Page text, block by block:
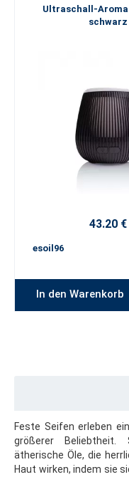
Ultraschall-
schwarz
43.20 €
esoil96
In den Warenkorb
Feste Seifen erleben
größerer Beliebtheit.
ätherische Öle, die
Haut wirken, indem sie